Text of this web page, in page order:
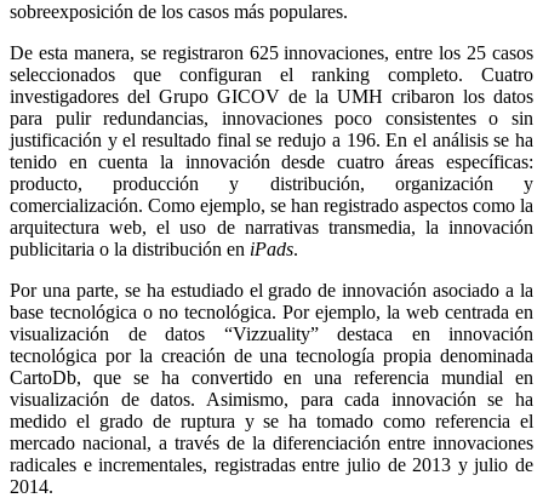
sobreexposición de los casos más populares.
De esta manera, se registraron 625 innovaciones, entre los 25 casos
seleccionados que configuran el ranking completo. Cuatro
investigadores del Grupo GICOV de la UMH cribaron los datos
para pulir redundancias, innovaciones poco consistentes o sin
justificación y el resultado final se redujo a 196. En el análisis se ha
tenido en cuenta la innovación desde cuatro áreas específicas:
producto, producción y distribución, organización y
comercialización. Como ejemplo, se han registrado aspectos como la
arquitectura web, el uso de narrativas transmedia, la innovación
publicitaria o la distribución en iPads.
Por una parte, se ha estudiado el grado de innovación asociado a la
base tecnológica o no tecnológica. Por ejemplo, la web centrada en
visualización de datos “Vizzuality” destaca en innovación
tecnológica por la creación de una tecnología propia denominada
CartoDb, que se ha convertido en una referencia mundial en
visualización de datos. Asimismo, para cada innovación se ha
medido el grado de ruptura y se ha tomado como referencia el
mercado nacional, a través de la diferenciación entre innovaciones
radicales e incrementales, registradas entre julio de 2013 y julio de
2014.